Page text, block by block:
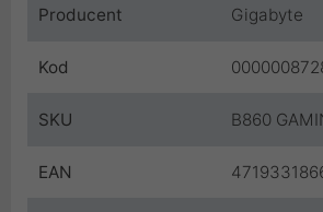
Producent Gigabyte
Kod
SKU B860
EAN